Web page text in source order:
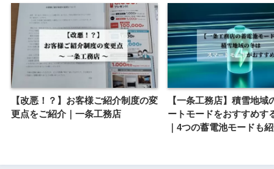
【改悪！？】お客様ご紹介制度の変
更点をご紹介｜一条工務店
【一条工務店】積雪地域
ートモードをおすすめす
｜4つの蓄電池モードも